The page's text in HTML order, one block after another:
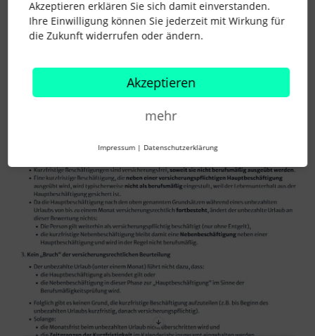
Akzeptieren erklären Sie sich damit einverstanden.
Ihre Einwilligung können Sie jederzeit mit Wirkung für
die Zukunft widerrufen oder ändern.
Akzeptieren
mehr
Impressum | Datenschutzerklärung